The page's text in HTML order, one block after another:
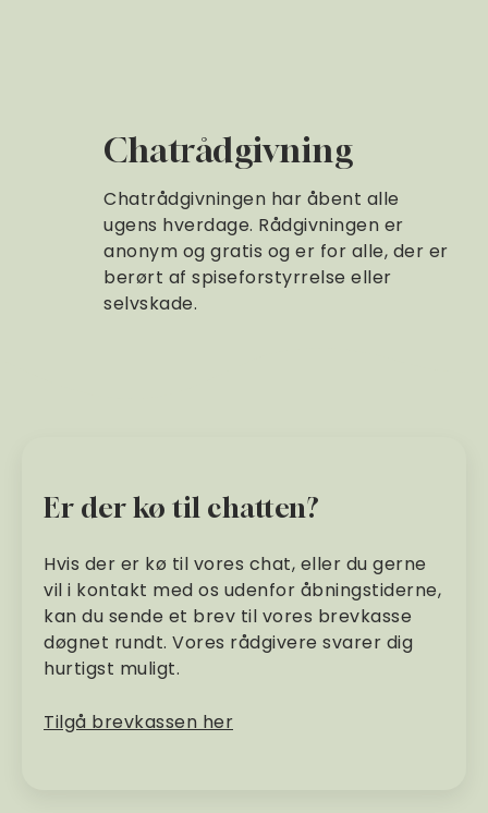
Chatrådgivning
Chatrådgivningen har åbent alle
ugens hverdage. Rådgivningen er
anonym og gratis og er for alle, der er
berørt af spiseforstyrrelse eller
selvskade.
Er der kø til chatten?
Hvis der er kø til vores chat, eller du gerne
vil i kontakt med os udenfor åbningstiderne,
kan du sende et brev til vores brevkasse
døgnet rundt. Vores rådgivere svarer dig
hurtigst muligt.
Tilgå brevkassen her